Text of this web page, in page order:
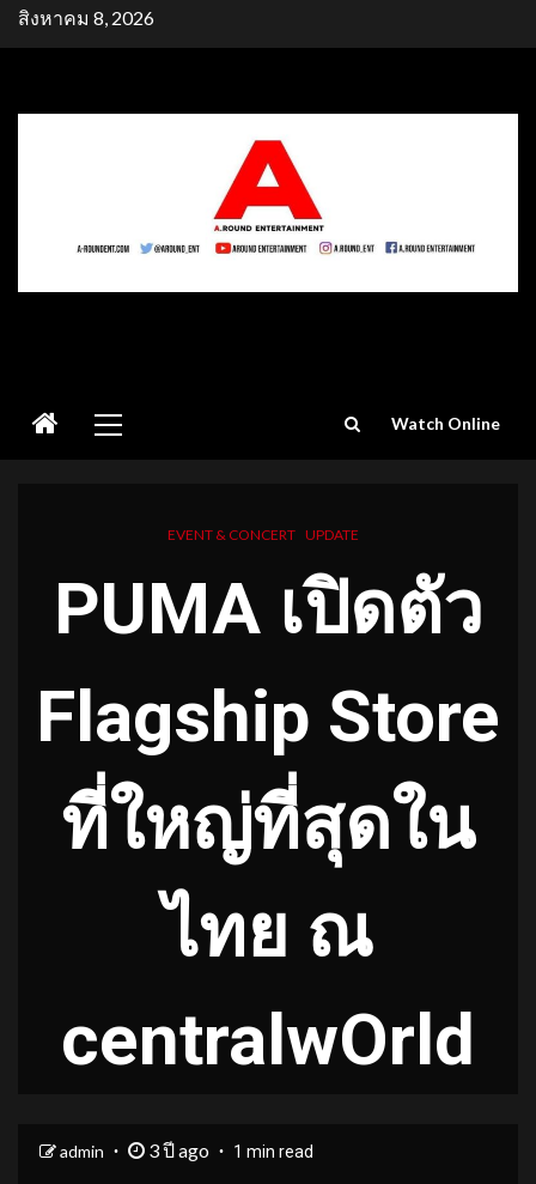
Skipสิงหาคม 8, 2026
Menu
Watch Online
EVENT & CONCERT UPDATE
PUMA เปิดตัว
Flagship Store
ที่ใหญ่ที่สุดใน
ไทย ณ
centralwOrld
admin 3 ปี ago 1 min read